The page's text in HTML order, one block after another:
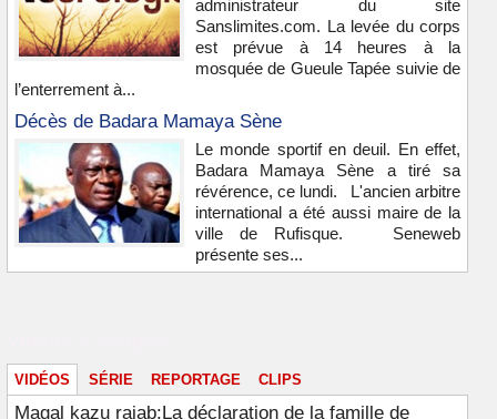
administrateur du site
Sanslimites.com. La levée du corps
est prévue à 14 heures à la
mosquée de Gueule Tapée suivie de
l’enterrement à...
Décès de Badara Mamaya Sène
Le monde sportif en deuil. En effet,
Badara Mamaya Sène a tiré sa
révérence, ce lundi. L'ancien arbitre
international a été aussi maire de la
ville de Rufisque. Seneweb
présente ses...
VIDÉOS SÉRIE REPORTAGE CLIPS
Magal kazu rajab:La déclaration de la famille de